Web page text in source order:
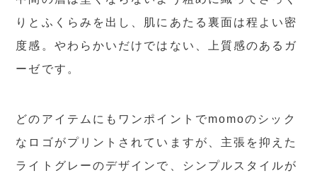
りとふくらみを出し、肌にあたる裏面は程よい密
度感。やわらかいだけではない、上質感のあるガ
ーゼです。
どのアイテムにもワンポイントでmomoのシック
なロゴがプリントされていますが、主張を抑えた
ライトグレーのデザインで、シンプルスタイルが